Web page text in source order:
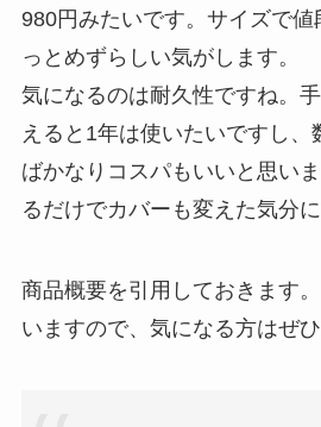
980円みたいです。サイズで値
っとめずらしい気がします。
気になるのは耐久性ですね。
えると1年は使いたいですし
ばかなりコスパもいいと思い
るだけでカバーも変えた気分
商品概要を引用しておきます
いますので、気になる方はぜひ